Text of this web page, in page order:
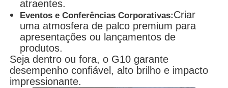
atraentes.
Eventos e Conferências Corporativas:Criar
uma atmosfera de palco premium para
apresentações ou lançamentos de
produtos.
Seja dentro ou fora, o G10 garante
desempenho confiável, alto brilho e impacto
impressionante.